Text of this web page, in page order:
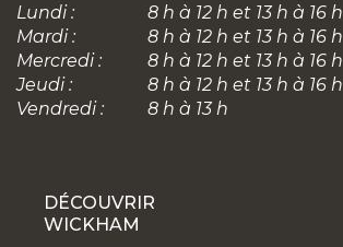
Lundi :
8 h à 12 h et 13 h à 16 h
Mardi :
8 h à 12 h et 13 h à 16 h
Mercredi :
8 h à 12 h et 13 h à 16 h
Jeudi :
8 h à 12 h et 13 h à 16 h
Vendredi :
8 h à 13 h
DÉCOUVRIR
WICKHAM